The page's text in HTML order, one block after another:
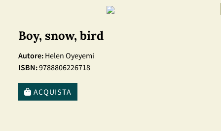
Boy, snow, bird
Autore: Helen Oyeyemi
ISBN:9788806226718
ACQUISTA